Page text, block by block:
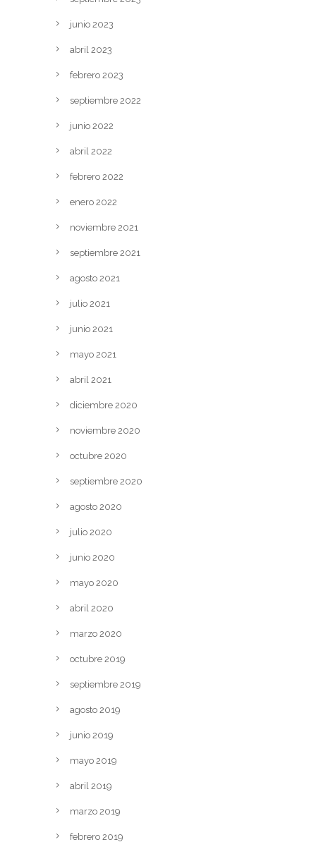
junio 2023
abril 2023
febrero 2023
septiembre 2022
junio 2022
abril 2022
febrero 2022
enero 2022
noviembre 2021
septiembre 2021
agosto 2021
julio 2021
junio 2021
mayo 2021
abril 2021
diciembre 2020
noviembre 2020
octubre 2020
septiembre 2020
agosto 2020
julio 2020
junio 2020
mayo 2020
abril 2020
marzo 2020
octubre 2019
septiembre 2019
agosto 2019
junio 2019
mayo 2019
abril 2019
marzo 2019
febrero 2019